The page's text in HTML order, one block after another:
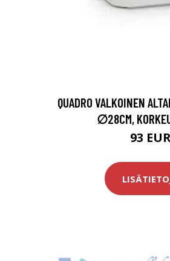
QUADRO VALKOINEN
∅28CM,
93